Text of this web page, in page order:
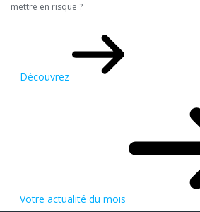
mettre en risque ?
Découvrez
Votre actualité du mois